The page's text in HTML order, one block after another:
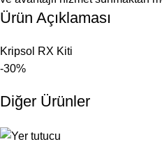
Ürün Açıklaması
Kripsol RX Kiti
-30%
Diğer Ürünler